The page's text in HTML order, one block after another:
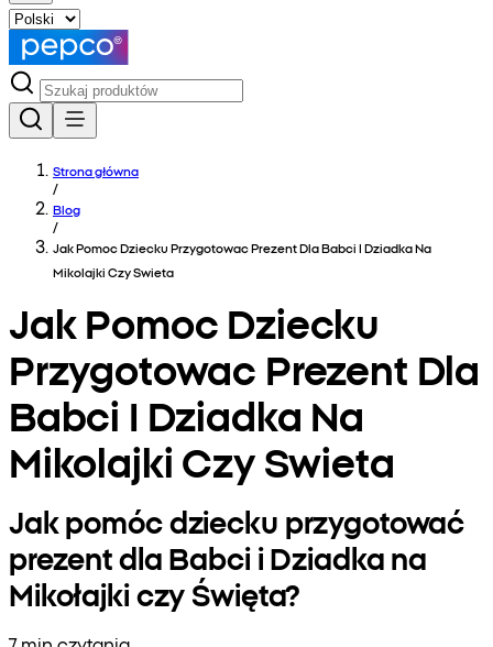
Strona główna
/
Blog
/
Jak Pomoc Dziecku Przygotowac Prezent Dla Babci I Dziadka Na
Mikolajki Czy Swieta
Jak Pomoc Dziecku
Przygotowac Prezent Dla
Babci I Dziadka Na
Mikolajki Czy Swieta
Jak pomóc dziecku przygotować
prezent dla Babci i Dziadka na
Mikołajki czy Święta?